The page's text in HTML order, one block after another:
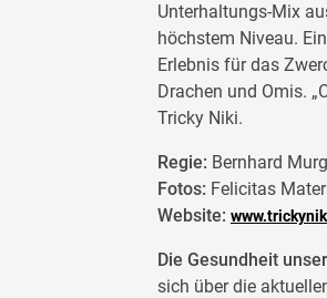
Unterhaltungs-Mix
höchstem Niveau.
Erlebnis für das
Drachen und Omis.
Tricky Niki.
Regie: Bernhard Murg
Fotos: Felicitas
Website:
Die Gesundheit
sich über die